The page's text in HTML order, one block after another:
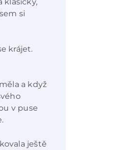
si
krájet.
a když
v puse
ještě